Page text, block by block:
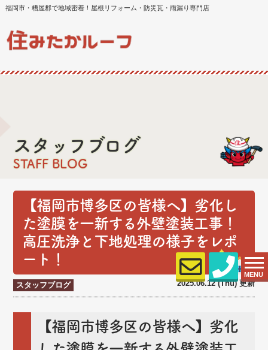
福岡市・糟屋郡で地域密着！屋根リフォーム・防災瓦・雨漏り専門店
MENU
スタッフブログ
STAFF BLOG
【福岡市博多区の皆様へ】劣化し
た塗膜を一新する外壁塗装工事！
高圧洗浄と下地処理の様子をレポ
ート！
スタッフブログ 2025.06.12 (Thu) 更新
【福岡市博多区の皆様へ】劣化